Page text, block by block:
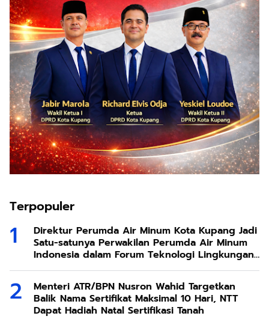
Terpopuler
Direktur Perumda Air Minum Kota Kupang Jadi
Satu-satunya Perwakilan Perumda Air Minum
Indonesia dalam Forum Teknologi Lingkungan
di Taiwan
Menteri ATR/BPN Nusron Wahid Targetkan
Balik Nama Sertifikat Maksimal 10 Hari, NTT
Dapat Hadiah Natal Sertifikasi Tanah